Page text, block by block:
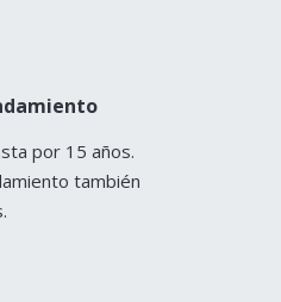
por 15 años.
también